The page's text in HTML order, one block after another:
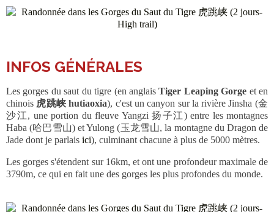
INFOS GÉNÉRALES
Les gorges du saut du tigre (en anglaisTiger Leaping Gorge et en
chinois 虎跳峡 hutiaoxia), c'est un canyon sur la rivière Jinsha (金
沙江, une portion du fleuve Yangzi 扬子江) entre les montagnes
Haba (哈巴雪山) et Yulong (玉龙雪山, la montagne du Dragon de
Jade dont je parlais ici), culminant chacune à plus de 5000 mètres.
Les gorges s'étendent sur 16km, et ont une profondeur maximale de
3790m, ce qui en fait une des gorges les plus profondes du monde.